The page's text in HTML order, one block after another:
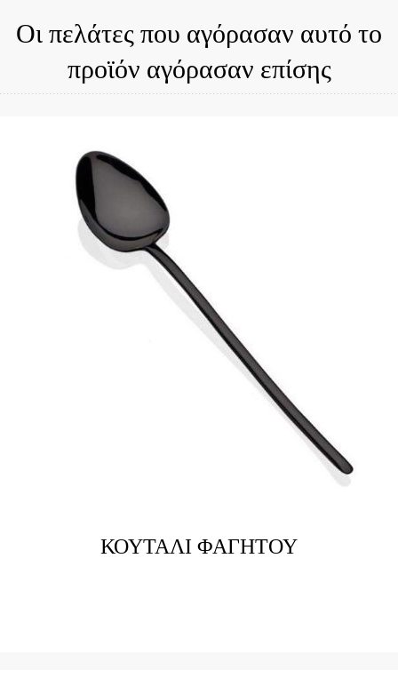
Οι πελάτες που αγόρασαν αυτό το
προϊόν αγόρασαν επίσης
ΚΟΥΤΑΛΙ ΦΑΓΗΤΟΥ